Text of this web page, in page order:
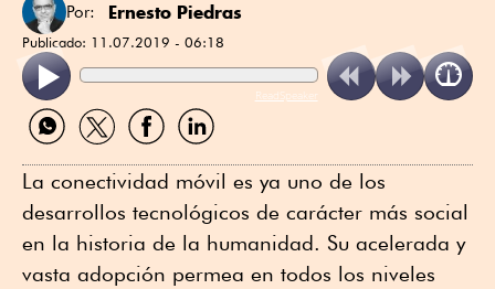
Por: Ernesto Piedras
Publicado: 11.07.2019 - 06:18
ReadSpeaker
Compartir
por
Compartir
por
Compartir
por
Compartir
por
La conectividad móvil es ya uno de los
desarrollos tecnológicos de carácter más social
en la historia de la humanidad. Su acelerada y
vasta adopción permea en todos los niveles